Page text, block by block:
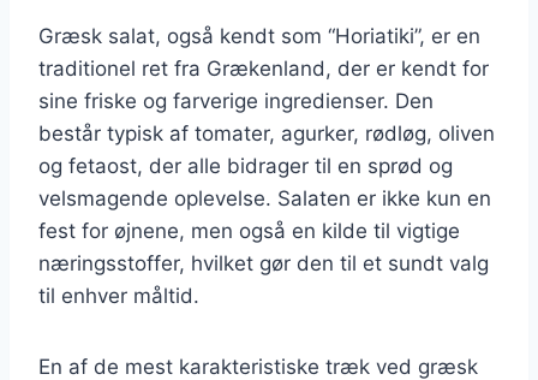
Græsk salat, også kendt som “Horiatiki”, er en
traditionel ret fra Grækenland, der er kendt for
sine friske og farverige ingredienser. Den
består typisk af tomater, agurker, rødløg, oliven
og fetaost, der alle bidrager til en sprød og
velsmagende oplevelse. Salaten er ikke kun en
fest for øjnene, men også en kilde til vigtige
næringsstoffer, hvilket gør den til et sundt valg
til enhver måltid.
En af de mest karakteristiske træk ved græsk